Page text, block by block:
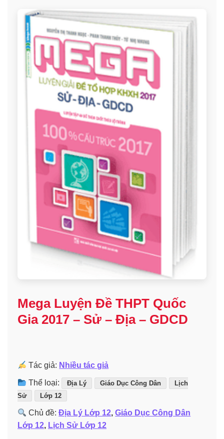
Mega Luyện Đề THPT Quốc
Gia 2017 – Sử – Địa – GDCD
Tác giả: Nhiều tác giả
Thể loại: Địa Lý Giáo Dục Công Dân
Lịch
Sử
Lớp 12
Chủ đề:Địa Lý Lớp 12,Giáo Dục Công Dân
Lớp 12, Lịch Sử Lớp 12